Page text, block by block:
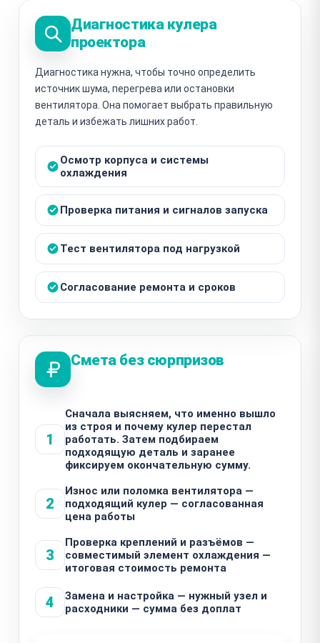
Диагностика кулера
проектора
Диагностика нужна, чтобы точно определить
источник шума, перегрева или остановки
вентилятора. Она помогает выбрать правильную
деталь и избежать лишних работ.
Осмотр корпуса и системы
охлаждения
Проверка питания и сигналов запуска
Тест вентилятора под нагрузкой
Согласование ремонта и сроков
Смета без сюрпризов
1
Сначала выясняем, что именно вышло
из строя и почему кулер перестал
работать. Затем подбираем
подходящую деталь и заранее
фиксируем окончательную сумму.
2
Износ или поломка вентилятора —
подходящий кулер — согласованная
цена работы
3
Проверка креплений и разъёмов —
совместимый элемент охлаждения —
итоговая стоимость ремонта
4
Замена и настройка — нужный узел и
расходники — сумма без доплат